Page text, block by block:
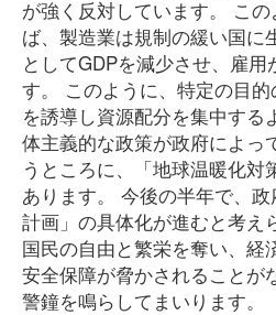
が強く反対しています。 こ
ば、製造業は規制の緩い国に
としてGDPを減少させ、雇用
す。 このように、特定の目
を誘導し資源配分を集中する
体主義的な政策が政府によっ
うところに、「地球温暖化
あります。 今後の半年で、
計画」の具体化が進むと考え
国民の自由と繁栄を奪い、経
安全保障が脅かされることが
警鐘を鳴らしてまいります。